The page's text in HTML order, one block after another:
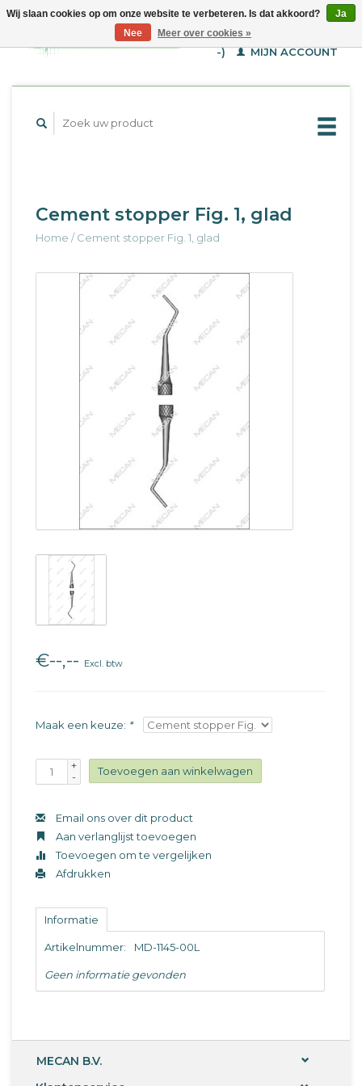
WINKELWAGEN (€--,-
-)
MIJN ACCOUNT
Cement stopper Fig. 1, glad
Home /Cement stopper Fig. 1, glad
€--,-- Excl. btw
Maak een keuze: *
+
-
Toevoegen aan winkelwagen
Email ons over dit product
Aan verlanglijst toevoegen
Toevoegen om te vergelijken
Afdrukken
Informatie
Artikelnummer: MD-1145-00L
Geen informatie gevonden
MECAN B.V.
Wij slaan cookies op om onze website te verbeteren. Is dat akkoord?
Ja
Nee
Meer over cookies »